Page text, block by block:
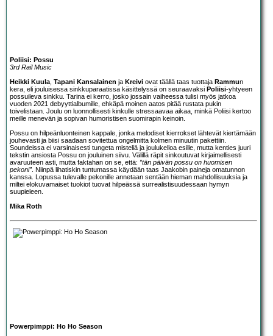
Poliisi: Possu
3rd Rail Music
Heikki Kuula Tapani Kansalainen ja Kreivi ovat täällä taas tuottaja Rammun
kera, eli jouluisessa sinkkuparaatissa käsittelyssä on seuraavaksi Poliisi-yhtyeen
possuileva sinkku. Tarina ei kerro, josko jossain vaiheessa tulisi myös jatkoa
vuoden 2021 debyyttialbumille, ehkäpä moinen aatos pitää rustata pukin
toivelistaan. Joulu on luonnollisesti kinkulle stressaavaa aikaa, minkä Poliisi kertoo
meille menevän ja sopivan humoristisen suomirapin keinoin.
Possu on hilpeänluonteinen kappale, jonka melodiset kierrokset lähtevät kiertämään
jouhevasti ja biisi saadaan sovitettua ongelmitta kolmen minuutin pakettiin.
Soundeissa ei varsinaisesti tungeta misteliä ja joulukelloa esille, mutta kenties juuri
tekstin ansiosta Possu on jouluinen siivu. Välillä räpit sinkoutuvat kirjaimellisesti
avaruuteen asti, mutta faktahan on se, että: ”tän päivän possu on huomisen
pekoni” . Niinpä lihatiskin tuntumassa käydään taas Jaakobin paineja omatunnon
kanssa. Lopussa tulevalle pekonille annetaan sentään hieman mahdollisuuksia ja
miltei elokuvamaiset tuokiot tuovat hilpeässä surrealistisuudessaan hymyn
suupieleen.
Mika Roth
Powerpimppi: Ho Ho Season